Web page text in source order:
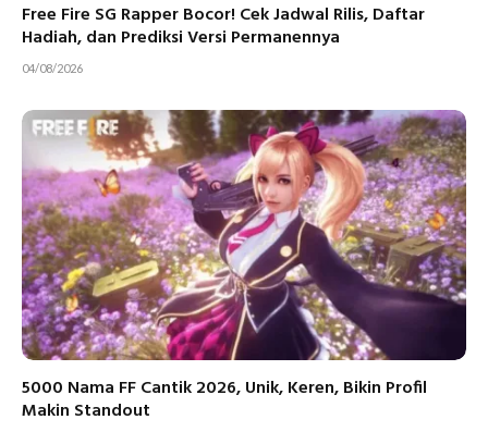
Free Fire SG Rapper Bocor! Cek Jadwal Rilis, Daftar
Hadiah, dan Prediksi Versi Permanennya
04/08/2026
5000 Nama FF Cantik 2026, Unik, Keren, Bikin Profil
Makin Standout